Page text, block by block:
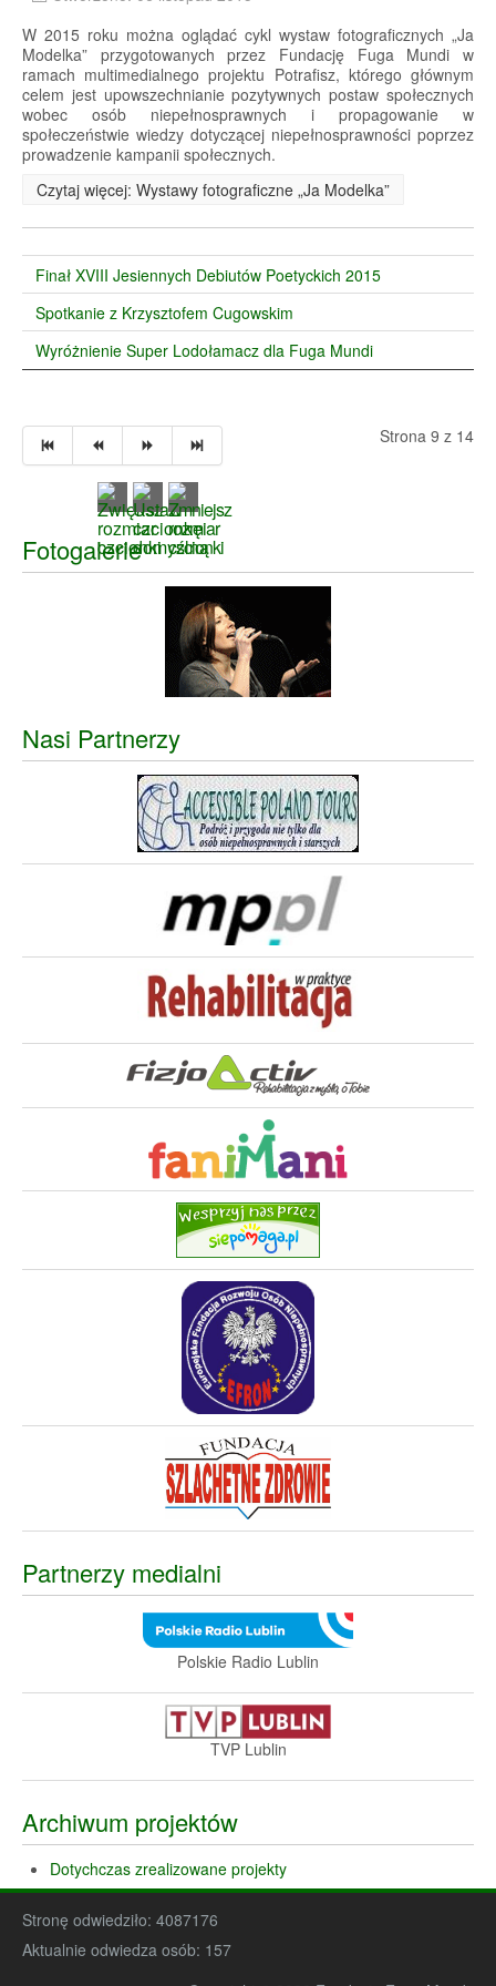
W 2015 roku można oglądać cykl wystaw fotograficznych „Ja
Modelka” przygotowanych przez Fundację Fuga Mundi w
ramach multimedialnego projektu Potrafisz, którego głównym
celem jest upowszechnianie pozytywnych postaw społecznych
wobec osób niepełnosprawnych i propagowanie w
społeczeństwie wiedzy dotyczącej niepełnosprawności poprzez
prowadzenie kampanii społecznych.
Czytaj więcej: Wystawy fotograficzne „Ja Modelka”
Finał XVIII Jesiennych Debiutów Poetyckich 2015
Spotkanie z Krzysztofem Cugowskim
Wyróżnienie Super Lodołamacz dla Fuga Mundi
Strona 9 z 14
Fotogalerie
Nasi Partnerzy
Partnerzy medialni
Polskie Radio Lublin
TVP Lublin
Archiwum projektów
Dotychczas zrealizowane projekty
Stronę odwiedziło: 4087176
Aktualnie odwiedza osób: 157